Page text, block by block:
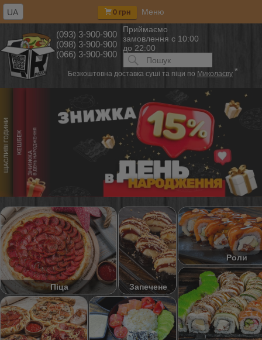
(093) 3-900-900
(098) 3-900-900
(066) 3-900-900
Приймаємо
замовлення с 10:00
до 22:00
Искать:ПОИСК
0 грн Меню
Безкоштовна доставка суші та піци по Миколаєву *
UA
Піца Запечене
Роли